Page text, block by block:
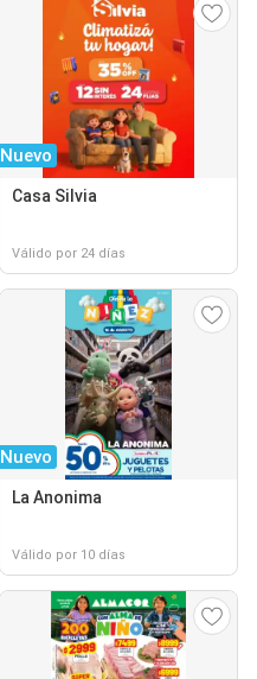
Nuevo
Casa Silvia
Válido por 24 días
Nuevo
La Anonima
Válido por 10 días